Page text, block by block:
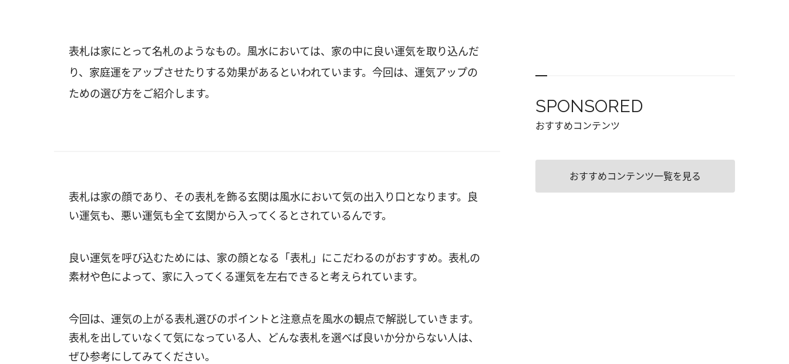
表札は家にとって名札のようなもの。風水においては、家の中に良い運気を取り込んだ
り、家庭運をアップさせたりする効果があるといわれています。今回は、運気アップの
ための選び方をご紹介します。
表札は家の顔であり、その表札を飾る玄関は風水において気の出入り口となります。良
い運気も、悪い運気も全て玄関から入ってくるとされているんです。
良い運気を呼び込むためには、家の顔となる「表札」にこだわるのがおすすめ。表札の
素材や色によって、家に入ってくる運気を左右できると考えられています。
今回は、運気の上がる表札選びのポイントと注意点を風水の観点で解説していきます。
表札を出していなくて気になっている人、どんな表札を選べば良いか分からない人は、
ぜひ参考にしてみてください。
SPONSORED
おすすめコンテンツ
おすすめコンテンツ一覧を見る